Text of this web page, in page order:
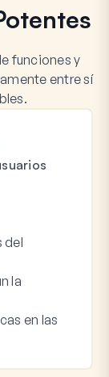
funciones y
entre sí
del
la
en las